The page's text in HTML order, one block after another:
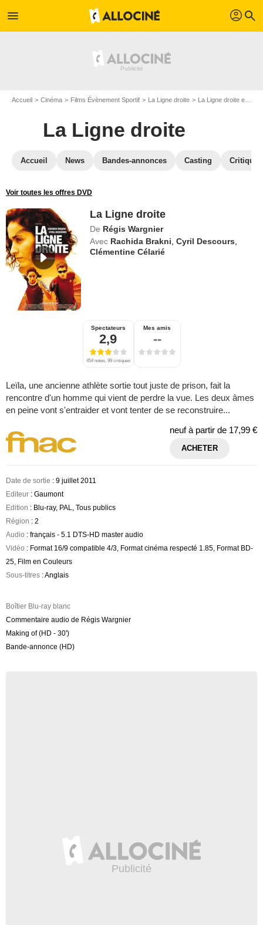
menu profil search
Accueil Cinéma Films Évènement Sportif La Ligne droite La Ligne droite en Blu Ray
La Ligne droite
Accueil News Bandes-annonces Casting
Voir toutes les offres DVD
La Ligne droite
De Régis Wargnier
Avec Rachida Brakni ,Cyril Descours
Clémentine Célarié
Spectateurs
2,9
454 notes, 99 critiques
Mes amis
--
Leïla, une ancienne athlète sortie tout juste de prison, fait la
rencontre d'un homme qui vient de perdre la vue. Les deux âmes
en peine vont s'entraider et vont tenter de se reconstruire...
neuf à partir de 17,99 €
ACHETER
Date de sortie : 9 juillet 2011
Editeur : Gaumont
Edition : Blu-ray, PAL, Tous publics
Région : 2
Audio : français - 5.1 DTS-HD master audio
Vidéo : Format 16/9 compatible 4/3, Format cinéma respecté 1.85, Format BD-
25, Film en Couleurs
Sous-titres : Anglais
Boîtier Blu-ray blanc
Commentaire audio de Régis Wargnier
Making of (HD - 30')
Bande-annonce (HD)